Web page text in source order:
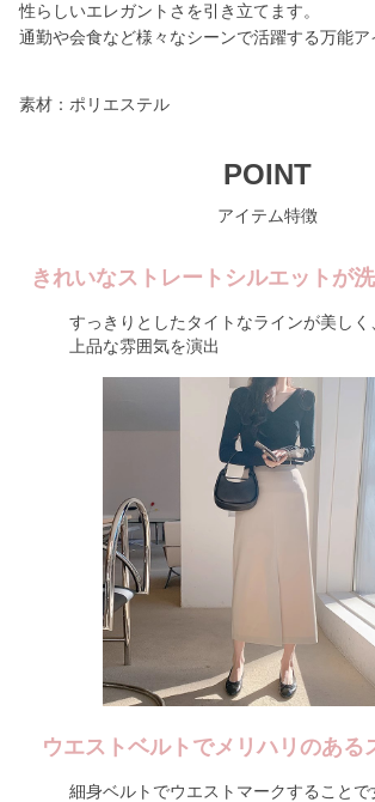
性らしいエレガントさを引き立てます。
通勤や会食など様々なシーンで活躍する万能ア
素材：ポリエステル
POINT
アイテム特徴
きれいなストレートシルエットが
すっきりとしたタイトなラインが美しく
上品な雰囲気を演出
ウエストベルトでメリハリのある
細身ベルトでウエストマークすることで